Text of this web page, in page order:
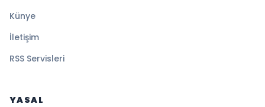
Künye
İletişim
RSS Servisleri
YASAL